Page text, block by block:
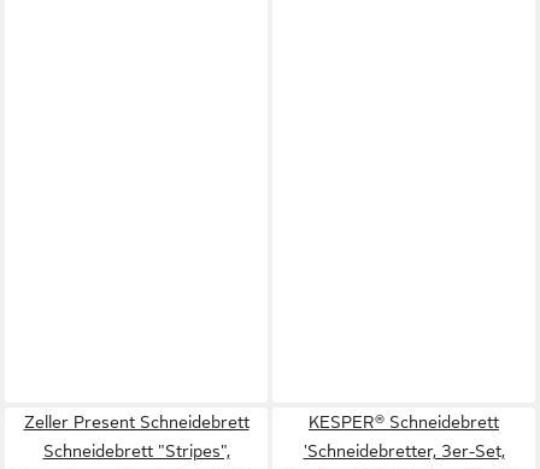
Zeller Present Schneidebrett
Schneidebrett "Stripes",
KESPER® Schneidebrett
'Schneidebretter, 3er-Set,